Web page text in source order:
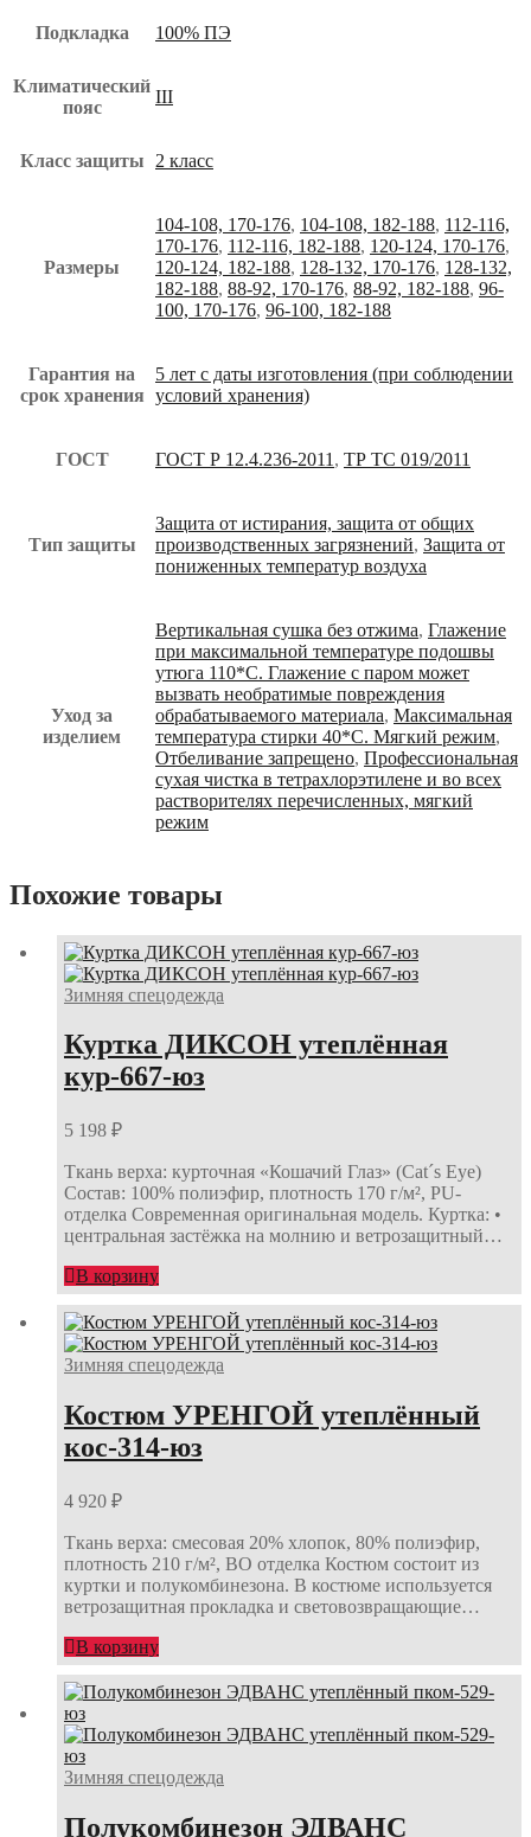
Подкладка 100% ПЭ
Климатический
пояс
III
Класс защиты 2 класс
Размеры
104-108, 170-176, 104-108, 182-188, 112-116,
170-176, 112-116, 182-188, 120-124, 170-176,
120-124, 182-188, 128-132, 170-176, 128-132,
182-188, 88-92, 170-176, 88-92, 182-188, 96-
100, 170-176, 96-100, 182-188
Гарантия на
срок хранения
5 лет с даты изготовления (при соблюдении
условий хранения)
ГОСТ ГОСТ Р 12.4.236-2011 , ТР ТС 019/2011
Тип защиты
Защита от истирания, защита от общих
производственных загрязнений, Защита от
пониженных температур воздуха
Уход за
изделием
Вертикальная сушка без отжима, Глажение
при максимальной температуре подошвы
утюга 110*С. Глажение с паром может
вызвать необратимые повреждения
обрабатываемого материала, Максимальная
температура стирки 40*С. Мягкий режим,
Отбеливание запрещено, Профессиональная
сухая чистка в тетрахлорэтилене и во всех
растворителях перечисленных, мягкий
режим
Похожие товары
Зимняя спецодежда
Куртка ДИКСОН утеплённая
кур-667-юз
5 198 ₽
Ткань верха: курточная «Кошачий Глаз» (Cat´s Eye)
Состав: 100% полиэфир, плотность 170 г/м², PU-
отделка Современная оригинальная модель. Куртка: •
центральная застёжка на молнию и ветрозащитный…
В корзину
Зимняя спецодежда
Костюм УРЕНГОЙ утеплённый
кос-314-юз
4 920 ₽
Ткань верха: смесовая 20% хлопок, 80% полиэфир,
плотность 210 г/м², ВО отделка Костюм состоит из
куртки и полукомбинезона. В костюме используется
ветрозащитная прокладка и световозвращающие…
В корзину
Зимняя спецодежда
Полукомбинезон ЭДВАНС